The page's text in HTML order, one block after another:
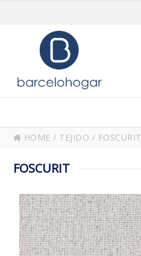
HOME / TEJIDO / FOSCURIT
FOSCURIT